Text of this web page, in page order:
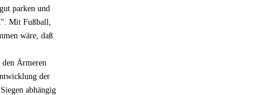
parken und
Mit Fußball,
wäre, daß
Ärmeren
der
abhängig